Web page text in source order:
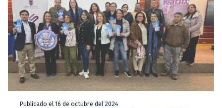
Publicado el 16 de octubre del 2024